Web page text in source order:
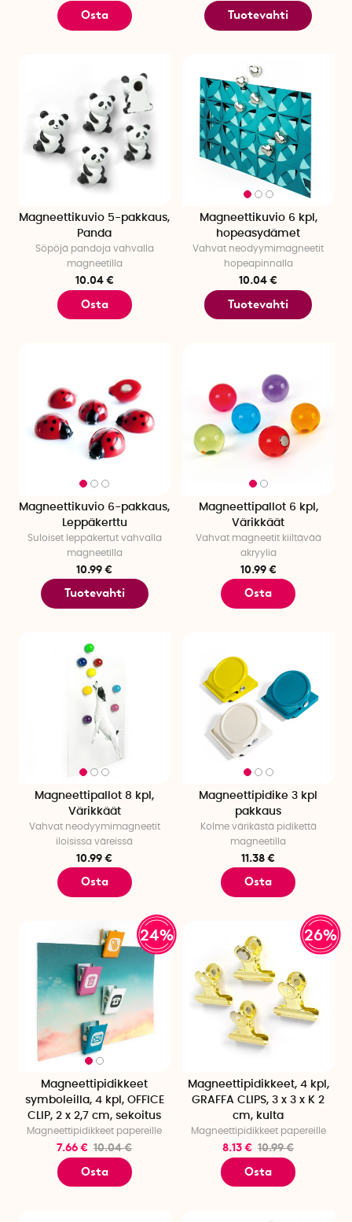
Osta Tuotevahti
Magneettikuvio 5-pakkaus,
Panda
Söpöjä pandoja vahvalla
magneetilla
10.04 €
Osta
Magneettikuvio 6 kpl,
hopeasydämet
Vahvat neodyymimagneetit
hopeapinnalla
10.04 €
Tuotevahti
Magneettikuvio 6-pakkaus,
Leppäkerttu
Suloiset leppäkertut vahvalla
magneetilla
10.99 €
Tuotevahti
Magneettipallot 6 kpl,
Värikkäät
Vahvat magneetit kiiltävää
akryylia
10.99 €
Osta
Magneettipallot 8 kpl,
Värikkäät
Vahvat neodyymimagneetit
iloisissa väreissä
10.99 €
Osta
Magneettipidike 3 kpl
pakkaus
Kolme värikästä pidikettä
magneetilla
11.38 €
Osta
24%
Magneettipidikkeet
symboleilla, 4 kpl, OFFICE
CLIP, 2 x 2,7 cm, sekoitus
Magneettipidikkeet papereille
7.66 € 10.04 €
Osta
26%
Magneettipidikkeet, 4 kpl,
GRAFFA CLIPS, 3 x 3 x K 2
cm, kulta
Magneettipidikkeet papereille
8.13 € 10.99 €
Osta